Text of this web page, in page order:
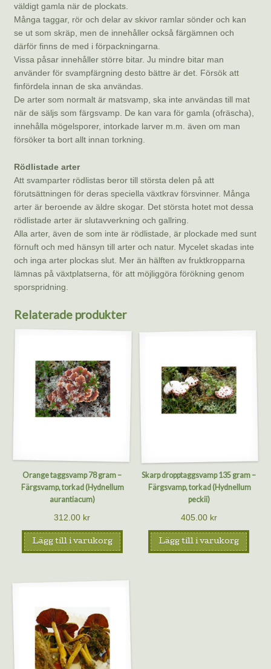
väldigt gamla när de plockats.
Många taggar, rör och delar av skivor ramlar sönder och kan
se ut som skräp, men de innehåller också färgämnen och
därför finns de med i förpackningarna.
Vissa påsar innehåller större bitar. Ju mindre bitar man
använder för svampfärgning desto bättre är det. Försök att
finfördela innan de ska användas.
De arter som normalt är matsvamp, ska inte användas till mat
när de säljs som färgsvamp. De kan vara för gamla (ofräscha),
innehålla mögelsporer, intorkade larver m.m. även om man
försöker ta bort allt innan torkning.
Rödlistade arter
Att svamparter rödlistas beror till största delen på att
förutsättningen för deras speciella växtkrav försvinner. Många
arter är beroende av äldre skogar. Det största hotet mot dessa
rödlistade arter är slutavverkning och gallring.
Alla arter, även de som inte är rödlistade, är plockade med sunt
förnuft och med hänsyn till arter och natur. Mycelet skadas inte
och inga arter plockas slut. Mer än hälften av fruktkropparna
lämnas på växtplatserna, för att möjliggöra förökning genom
sporspridning.
Relaterade produkter
Orange taggsvamp 78 gram –
Färgsvamp, torkad (Hydnellum
aurantiacum)
312.00 kr
Lägg till i varukorg
Skarp dropptaggsvamp 135 gram –
Färgsvamp, torkad (Hydnellum
peckii)
405.00 kr
Lägg till i varukorg